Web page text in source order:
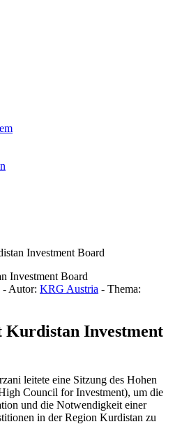
Investment Board
- Autor: KRG Austria - Thema:
Investment
leitete eine Sitzung des Hohen
Council for Investment), um die
und die Notwendigkeit einer
in der Region Kurdistan zu